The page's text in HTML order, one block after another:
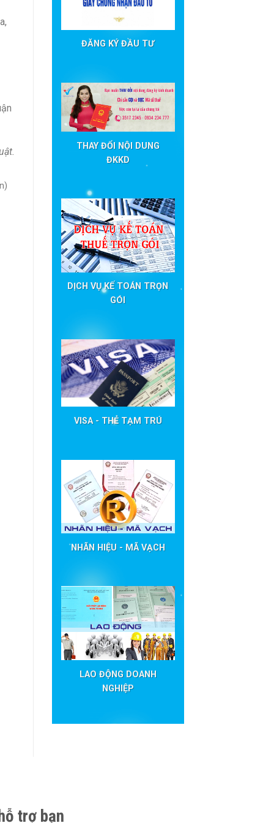
ĐĂNG KÝ ĐẦU TƯ
THAY ĐỔI NỘI DUNG
ĐKKD
DỊCH VỤ KẾ TOÁN TRỌN
GÓI
VISA - THẺ TẠM TRÚ
NHÃN HIỆU - MÃ VẠCH
LAO ĐỘNG DOANH
NGHIỆP
trợ bạn